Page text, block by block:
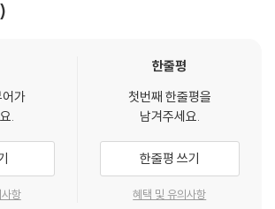
랑을 하며 인간다운 불굴의 정신을 각성해간다.
는 위태롭게, 때로는 에로틱하게, 때로는 암울하게
돌아보게 한다.
는 근미래의 전체주의 사회를 공포스럽게 그린 『1
되자마자 당시 동서냉전으로 치닫는 국제 정세 속
적 지지를 받았다. 20세기를 넘어 21세기에 이른 오
어가
.
항
한줄평
첫번째 한줄평을
남겨주세요.
한줄평 쓰기
혜택 및 유의사항